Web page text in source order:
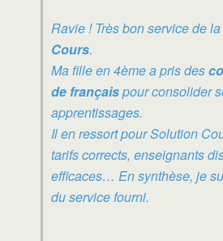
Ravie ! Très bon service de la
Cours.
Ma fille en 4ème a pris des
de françaispour consolider
apprentissages.
Il en ressort pour Solution
tarifs corrects, enseignants
efficaces… En synthèse, je
du service fourni.